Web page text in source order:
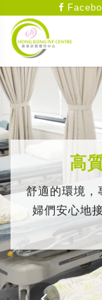
高
舒適的環境，
婦們安心地